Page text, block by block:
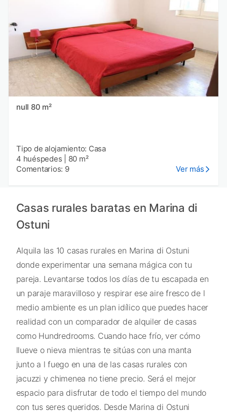
null 80 m²
Tipo de alojamiento: Casa
4 huéspedes
80 m²
Comentarios: 9
Ver más
Casas rurales baratas en Marina di
Ostuni
Alquila las 10 casas rurales en Marina di Ostuni
donde experimentar una semana mágica con tu
pareja. Levantarse todos los días de tu escapada en
un paraje maravilloso y respirar ese aire fresco de l
medio ambiente es un plan idílico que puedes hacer
realidad con un comparador de alquiler de casas
como Hundredrooms. Cuando hace frío, ver cómo
llueve o nieva mientras te sitúas con una manta
junto a l fuego en una de las casas rurales con
jacuzzi y chimenea no tiene precio. Será el mejor
espacio para disfrutar de todo el tiempo del mundo
con tus seres queridos. Desde Marina di Ostuni